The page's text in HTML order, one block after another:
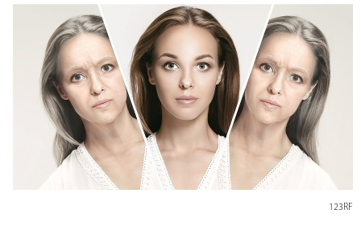
123RF